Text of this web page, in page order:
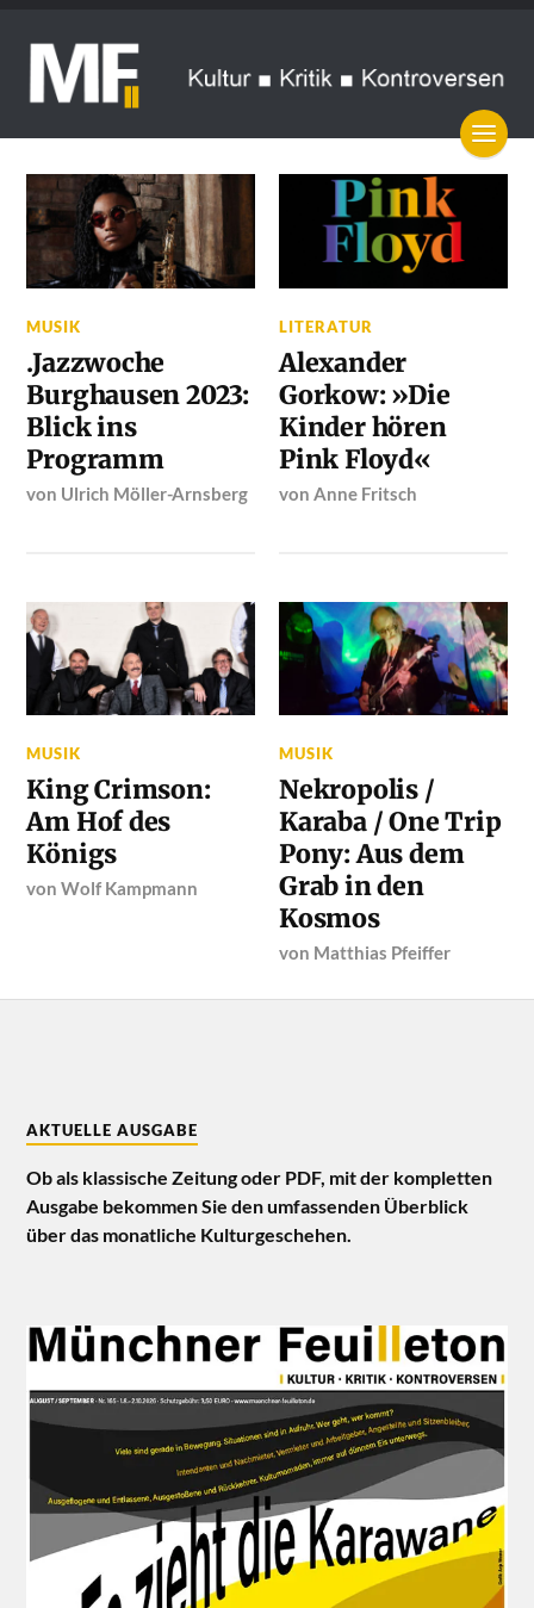
MUSIK
.Jazzwoche
Burghausen 2023:
Blick ins
Programm
von Ulrich Möller-Arnsberg
LITERATUR
Alexander
Gorkow: »Die
Kinder hören
Pink Floyd«
von Anne Fritsch
MUSIK
King Crimson:
Am Hof des
Königs
vonWolf Kampmann
MUSIK
Nekropolis /
Karaba / One Trip
Pony: Aus dem
Grab in den
Kosmos
von Matthias Pfeiffer
AKTUELLE AUSGABE
Ob als klassische Zeitung oder PDF, mit der kompletten
Ausgabe bekommen Sie den umfassenden Überblick
über das monatliche Kulturgeschehen.